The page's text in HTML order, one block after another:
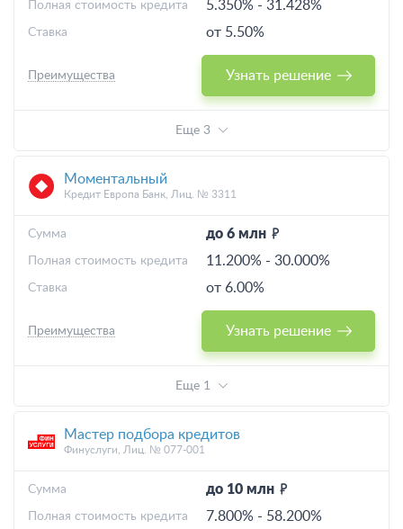
5.350% - 31.428%
Полная стоимость кредита
от 5.50%
Ставка
Узнать решение
Преимущества
Еще 3
Моментальный
Кредит Европа Банк, Лиц. № 3311
до 6 млн
Cумма
11.200% - 30.000%
Полная стоимость кредита
от 6.00%
Ставка
Узнать решение
Преимущества
Еще 1
Мастер подбора кредитов
Финуслуги, Лиц. № 077-001
до 10 млн
Cумма
7.800% - 58.200%
Полная стоимость кредита